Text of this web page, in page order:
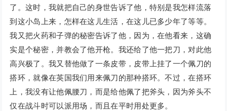
了。这时，我就把自己的身世告诉了他，特别是我怎样流落
到这小岛上来，怎样在这儿生活，在这儿已多少年了等等。
我又把火药和子弹的秘密告诉了他，因为，在他看来，这确
实是个秘密，并教会了他开枪。我还给了他一把刀，对此他
高兴极了。我又替他做了一条皮带，皮带上挂了一个佩刀的
搭环，就像在英国我们用来佩刀的那种搭环。不过，在搭环
上，我没有让他佩腰刀，而是给他佩了把斧头，因为斧头不
仅在战斗时可以派用场，而且在平时用处更多。